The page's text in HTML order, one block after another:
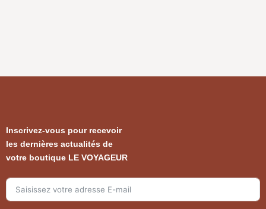
Inscrivez-vous pour recevoir
les dernières actualités de
votre boutique LE VOYAGEUR